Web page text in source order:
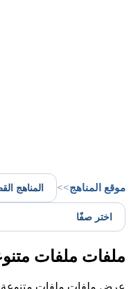
موقع المناهج>>
ملفات ملفات متنوعة